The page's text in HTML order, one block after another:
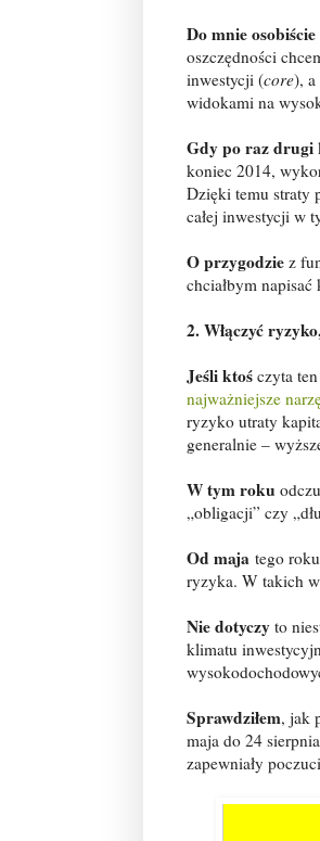
Do mnie osobiście
oszczędności
inwestycji (core),
widokami na
Gdy po raz drugi
koniec 2014,
Dzięki temu straty
całej inwestycji w
O przygodzie z
chciałbym napisać
2. Włączyć
Jeśli ktoś czyta
najważniejsze
ryzyko utraty
generalnie –
W tym roku
„obligacji” czy
Od maja tego
ryzyka. W takich
Nie dotyczy to
klimatu
Sprawdziłem, jak
maja do 24
zapewniały